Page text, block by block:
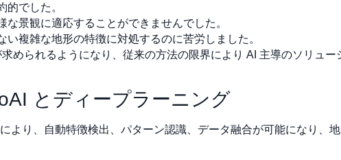
でした。
景観に適応することができませんでした。
複雑な地形の特徴に対処するのに苦労しました。
められるようになり、従来の方法の限界により AI 主導のソリュー
とディープラーニング
より、自動特徴検出、パターン認識、データ融合が可能になり、